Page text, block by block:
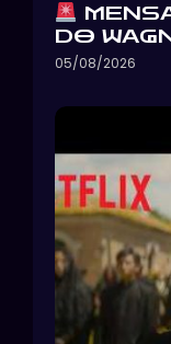
DO
05/08/2026